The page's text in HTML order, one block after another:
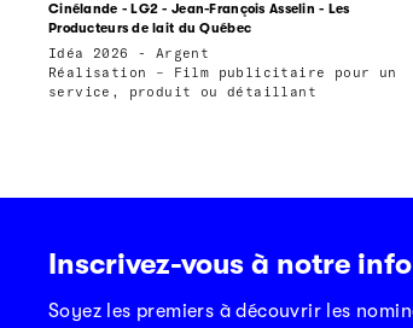
Cinélande - LG2 - Jean-François Asselin - Les
Producteurs de lait du Québec
Idéa 2026 - Argent
Réalisation – Film publicitaire pour un
service, produit ou détaillant
Inscrivez-vous à notre
Soyez les premiers à découvrir les